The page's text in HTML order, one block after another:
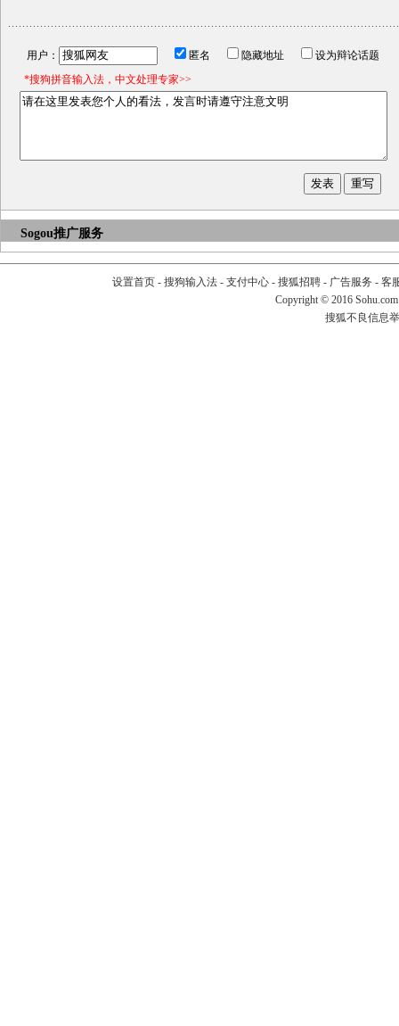
用户： 匿名 隐藏地址
设为辩论话题
*搜狗拼音输入法，中文处理专家>>
Sogou推广服务
设置首页- 搜狗输入法- 支付中心- 搜狐招聘- 广告服务 - 客
Copyright © 2016
搜狐不良信息